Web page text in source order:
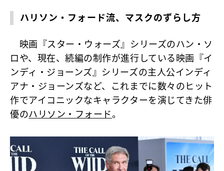
ハリソン・フォード流、マスクのずらし方
映画『スター・ウォーズ』シリーズのハン・ソ
ロや、現在、続編の制作が進行している映画『イ
ンディ・ジョーンズ』シリーズの主人公インディ
アナ・ジョーンズなど、これまでに数々のヒット
作でアイコニックなキャラクターを演じてきた俳
優のハリソン・フォード。